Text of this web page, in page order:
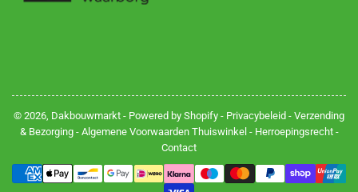
© 2026, Dakbouwmarkt - Powered by Shopify - Privacybeleid - Verzending
& Bezorging- Algemene Voorwaarden Thuiswinkel - Herroepingsrecht-
Contact
Betalingsmethoden